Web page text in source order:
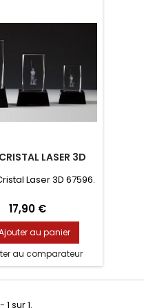
LASER 3D
Laser 3D 67596.
17,90 €
au panier
au comparateur
1 sur 1.